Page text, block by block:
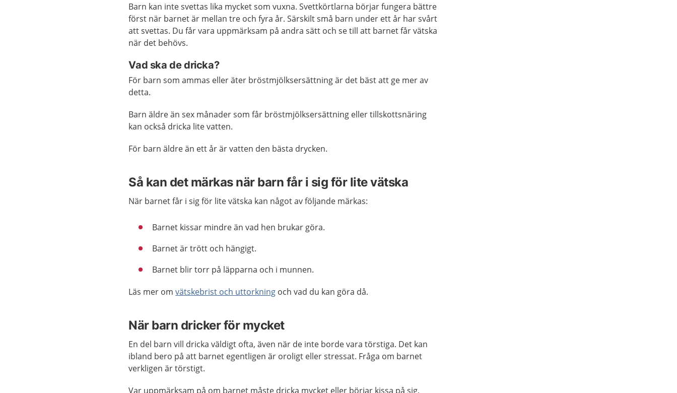
Barn kan inte svettas lika mycket som vuxna. Svettkörtlarna börjar fungera bättre
först när barnet är mellan tre och fyra år. Särskilt små barn under ett år har svårt
att svettas. Du får vara uppmärksam på andra sätt och se till att barnet får vätska
när det behövs.
Vad ska de dricka?
För barn som ammas eller äter bröstmjölksersättning är det bäst att ge mer av
detta.
Barn äldre än sex månader som får bröstmjölksersättning eller tillskottsnäring
kan också dricka lite vatten.
För barn äldre än ett år är vatten den bästa drycken.
Så kan det märkas när barn får i sig för lite vätska
När barnet får i sig för lite vätska kan något av följande märkas:
Barnet kissar mindre än vad hen brukar göra.
Barnet är trött och hängigt.
Barnet blir torr på läpparna och i munnen.
Läs mer omvätskebrist och uttorkning och vad du kan göra då.
När barn dricker för mycket
En del barn vill dricka väldigt ofta, även när de inte borde vara törstiga. Det kan
ibland bero på att barnet egentligen är oroligt eller stressat. Fråga om barnet
verkligen är törstigt.
Var uppmärksam på om barnet måste dricka mycket eller börjar kissa på sig.